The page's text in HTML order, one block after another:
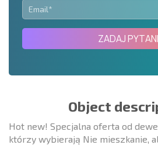
ZADAJ
Object
Hot new! Specjalna oferta od
którzy wybierają Nie mieszkanie,